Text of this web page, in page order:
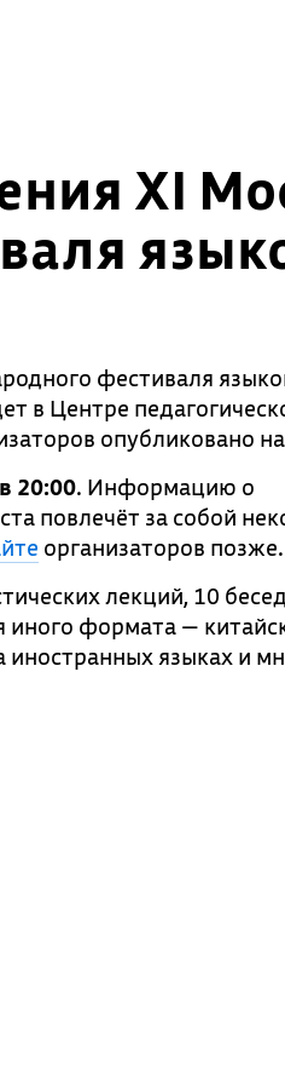
XI
фестиваля
в Центре
опубликовано на
в 20:00. Информацию о
повлечёт за собой
организаторов позже.
лекций, 10
иного формата —
языках и